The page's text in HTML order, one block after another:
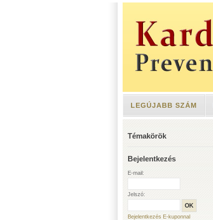
LEGÚJABB SZÁM
Témakörök
Bejelentkezés
E-mail:
Jelszó:
Bejelentkezés E-kuponnal